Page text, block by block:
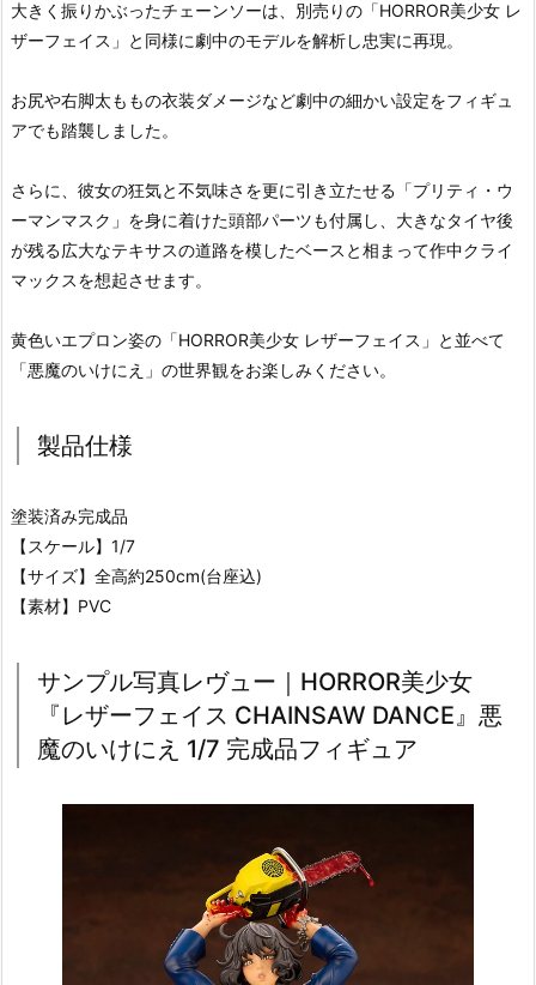
大きく振りかぶったチェーンソーは、別売りの「HORROR美少女 レ
ザーフェイス」と同様に劇中のモデルを解析し忠実に再現。
お尻や右脚太ももの衣装ダメージなど劇中の細かい設定をフィギュ
アでも踏襲しました。
さらに、彼女の狂気と不気味さを更に引き立たせる「プリティ・ウ
ーマンマスク」を身に着けた頭部パーツも付属し、大きなタイヤ後
が残る広大なテキサスの道路を模したベースと相まって作中クライ
マックスを想起させます。
黄色いエプロン姿の「HORROR美少女 レザーフェイス」と並べて
「悪魔のいけにえ」の世界観をお楽しみください。
製品仕様
塗装済み完成品
【スケール】1/7
【サイズ】全高約250cm(台座込)
【素材】PVC
サンプル写真レヴュー｜HORROR美少女
『レザーフェイス CHAINSAW DANCE』悪
魔のいけにえ 1/7 完成品フィギュア